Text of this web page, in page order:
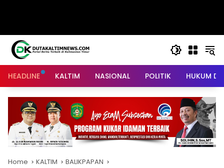
HEADLINE KALTIM NASIONAL POLITIK HUKUM
Home KALTIM BALIKPAPAN